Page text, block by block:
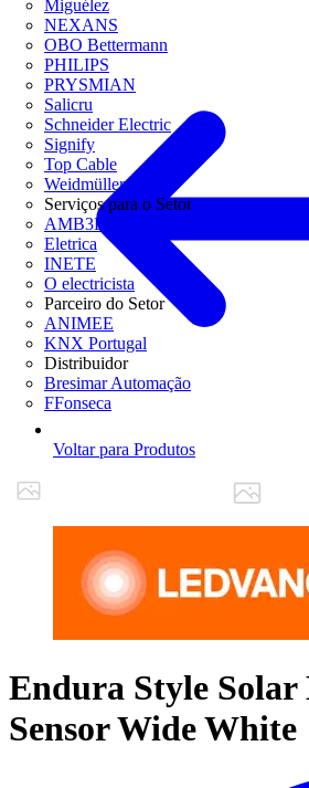
Miguélez
NEXANS
OBO Bettermann
PHILIPS
PRYSMIAN
Salicru
Schneider Electric
Signify
Top Cable
Weidmüller
Serviços para o Setor
AMB3E
Eletrica
INETE
O electricista
Parceiro do Setor
ANIMEE
KNX Portugal
Distribuidor
Bresimar Automação
FFonseca
Voltar para Produtos
Endura Style
Sensor Wide White